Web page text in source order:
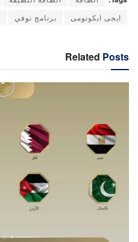
ايجى ايكونومى
برنامج نوفي
Related Posts